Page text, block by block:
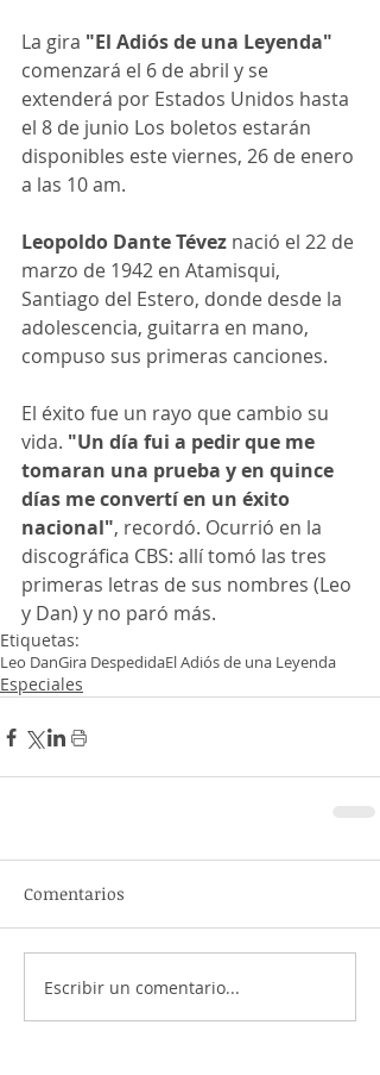
La gira "El Adiós de una Leyenda"
comenzará el 6 de abril y se
extenderá por Estados Unidos hasta
el 8 de junio Los boletos estarán
disponibles este viernes, 26 de enero
a las 10 am.
Leopoldo Dante Tévez nació el 22 de
marzo de 1942 en Atamisqui,
Santiago del Estero, donde desde la
adolescencia, guitarra en mano,
compuso sus primeras canciones.
El éxito fue un rayo que cambio su
vida. "Un día fui a pedir que me
tomaran una prueba y en quince
días me convertí en un éxito
nacional", recordó. Ocurrió en la
discográfica CBS: allí tomó las tres
primeras letras de sus nombres (Leo
y Dan) y no paró más.
Etiquetas:
Leo DanGira DespedidaEl Adiós de una Leyenda
Especiales
Comentarios
Escribir un comentario...